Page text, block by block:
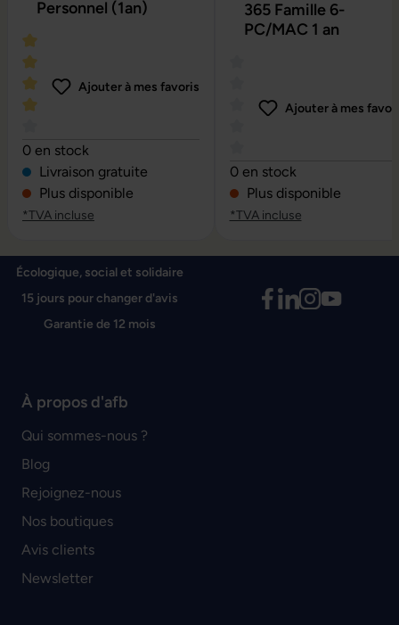
Personnel (1an)
Note moyenne de 4 sur 5 étoiles
Ajouter à mes favoris
0 en stock
Livraison gratuite
Plus disponible
*TVA incluse
365 Famille 6-
PC/MAC 1 an
Note moyenne de 0 sur 5
Ajouter à mes
0 en stock
Plus disponible
*TVA incluse
Écologique, social et solidaire
15 jours pour changer d'avis
Garantie de 12 mois
À propos d'afb
Qui sommes-nous ?
Blog
Rejoignez-nous
Nos boutiques
Avis clients
Newsletter